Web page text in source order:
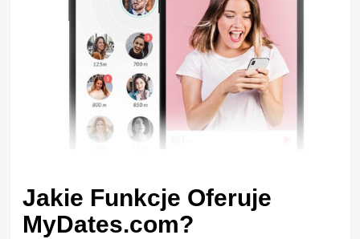
Jakie Funkcje Oferuje
MyDates.com?